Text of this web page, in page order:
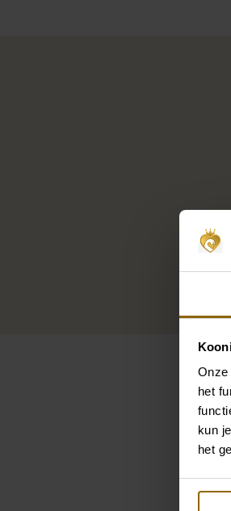
het
kun
het
Muse by